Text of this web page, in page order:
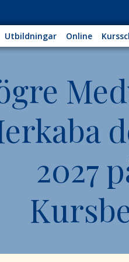
Utbildningar Online
2027